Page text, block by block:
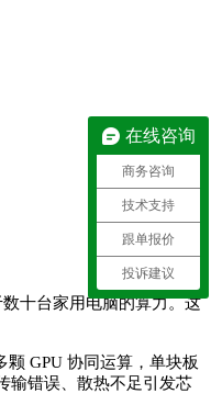
十台家用电脑的算力。这
GPU 协同运算，单块板
输错误、散热不足引发芯
在线咨询
商务咨询
技术支持
跟单报价
投诉建议